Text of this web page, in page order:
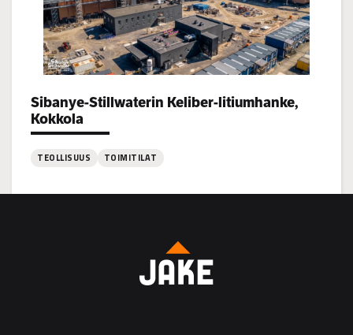
Sibanye-Stillwaterin Keliber-litiumhanke,
Kokkola
Project types:
TEOLLISUUS TOIMITILAT